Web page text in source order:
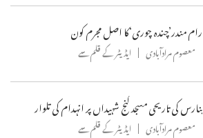
رام مندر’چندہ چوری‘کا اصل مجرم کون
معصوم مرادآبادی ایڈیٹر کے قلم سے
بنارس کی تاریحی مسجد گنج شہیداں پر انہدام کی تلوار
معصوم مرادآبادی ایڈیٹر کے قلم سے